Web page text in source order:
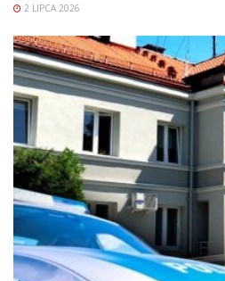
2 LIPCA 2026